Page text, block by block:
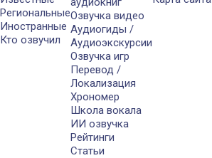
Региональные
Иностранные
Кто озвучил
Озвучка видео
Аудиогиды /
Аудиоэкскурсии
Озвучка игр
Перевод /
Локализация
Хрономер
Школа вокала
ИИ озвучка
Рейтинги
Статьи